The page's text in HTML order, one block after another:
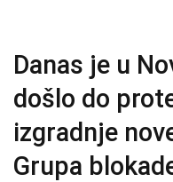
Danas je u
došlo do
izgradnje
Grupa